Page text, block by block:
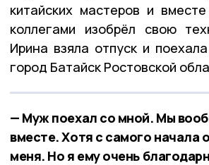
китайских мастеров и
коллегами изобрёл свою
Ирина взяла отпуск и
город Батайск Ростовской
— Муж поехал со мной. Мы
вместе. Хотя с самого начала
меня. Но я ему очень